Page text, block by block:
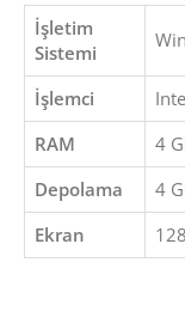
İşletim
Sistemi
İşlemci
RAM
4
Depolama
4
Ekran